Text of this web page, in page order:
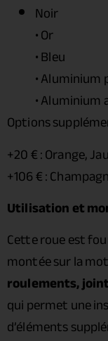
Noir
• Or
• Bleu
•
• Aluminium
Options
+20 € : Orange,
+106 € :
Utilisation et
Cette roue est
montée sur la
roulements,
qui permet une
d’éléments